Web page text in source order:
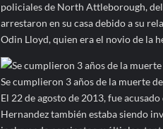
policiales de North Attleborough,
arrestaron en su casa debido a su
Odin Lloyd, quien era el novio de la
Se cumplieron 3 años de la muerte
El 22 de agosto de 2013, fue
Hernandez también estaba siendo